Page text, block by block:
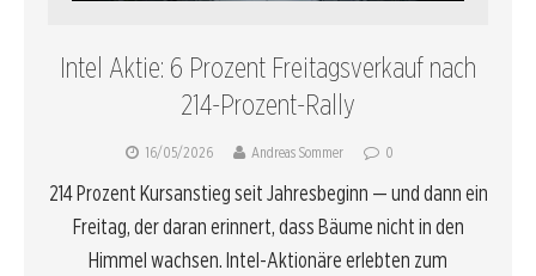
Intel Aktie: 6 Prozent Freitagsverkauf nach
214-Prozent-Rally
16/05/2026 Andreas Sommer 0
214 Prozent Kursanstieg seit Jahresbeginn — und dann ein
Freitag, der daran erinnert, dass Bäume nicht in den
Himmel wachsen. Intel-Aktionäre erlebten zum